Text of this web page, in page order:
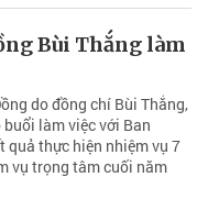
Bùi Thắng làm
do đồng chí Bùi Thắng,
làm việc với Ban
quả thực hiện nhiệm vụ 7
vụ trọng tâm cuối năm